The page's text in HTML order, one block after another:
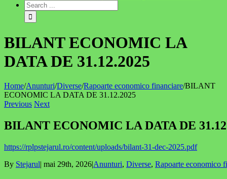
BILANT ECONOMIC LA
DATA DE 31.12.2025
Home/Anunturi/Diverse/Rapoarte economico financiare/BILANT
ECONOMIC LA DATA DE 31.12.2025
Previous Next
BILANT ECONOMIC LA DATA DE
https://rplpstejarul.ro/content/uploads/bilant-31-dec-2025.pdf
By Stejarul| mai 29th, 2026|Anunturi, Diverse, Rapoarte economico